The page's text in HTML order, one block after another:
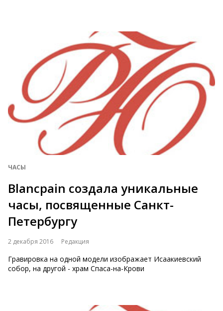
ЧАСЫ
Blancpain создала уникальные
часы, посвященные Санкт-
Петербургу
2 декабря 2016 Редакция
Гравировка на одной модели изображает Исаакиевский
собор, на другой - храм Спаса-на-Крови